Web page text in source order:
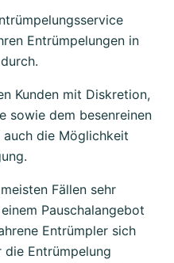
Entrümpelungen in
Kunden mit Diskretion,
sowie dem besenreinen
die Möglichkeit
Fällen sehr
Pauschalangebot
Entrümpler sich
Entrümpelung